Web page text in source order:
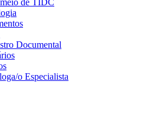
de TIDC
Documental
o Especialista